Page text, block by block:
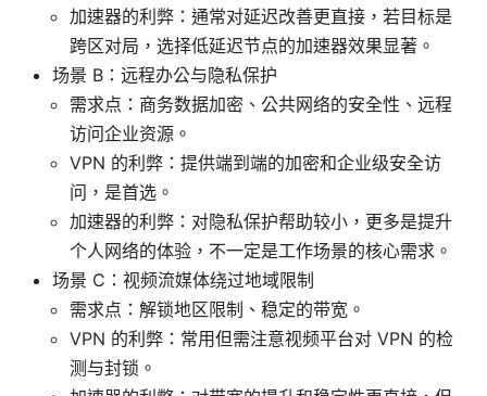
加速器的利弊：通常对延迟改善更直接，若目标是
跨区对局，选择低延迟节点的加速器效果显著。
场景 B：远程办公与隐私保护
需求点：商务数据加密、公共网络的安全性、远程
访问企业资源。
VPN 的利弊：提供端到端的加密和企业级安全访
问，是首选。
加速器的利弊：对隐私保护帮助较小，更多是提升
个人网络的体验，不一定是工作场景的核心需求。
场景 C：视频流媒体绕过地域限制
需求点：解锁地区限制、稳定的带宽。
VPN 的利弊：常用但需注意视频平台对 VPN 的检
测与封锁。